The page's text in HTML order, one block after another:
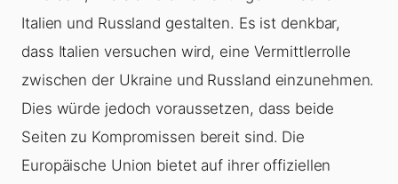
Italien und Russland gestalten. Es ist denkbar,
dass Italien versuchen wird, eine Vermittlerrolle
zwischen der Ukraine und Russland einzunehmen.
Dies würde jedoch voraussetzen, dass beide
Seiten zu Kompromissen bereit sind. Die
Europäische Union bietet auf ihrer offiziellen